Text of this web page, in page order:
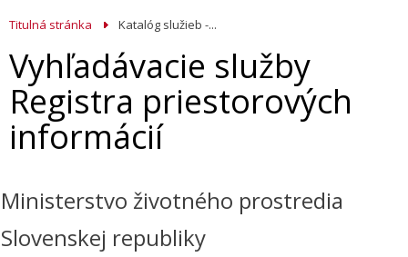
Titulná stránka Katalóg služieb -...
Vyhľadávacie služby
Registra priestorových
informácií
Ministerstvo životného prostredia
Slovenskej republiky